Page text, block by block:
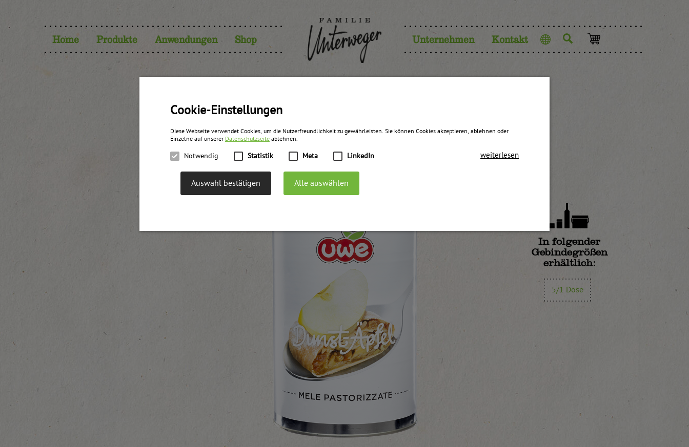
Cookie-Einstellungen
Diese Webseite verwendet Cookies, um die Nutzerfreundlichkeit zu gewährleisten. Sie können Cookies akzeptieren, ablehnen oder
Einzelne auf unserer Datenschutzseite ablehnen.
Notwendig Statistik Meta LinkedIn weiterlesen
Auswahl bestätigen Alle auswählen
Home Produkte Anwendungen Shop Unternehmen Kontakt Sprache
Dunstäpfel
zurück zur Übersicht
In folgender
Gebindegrößen
erhältlich:
5/1 Dose